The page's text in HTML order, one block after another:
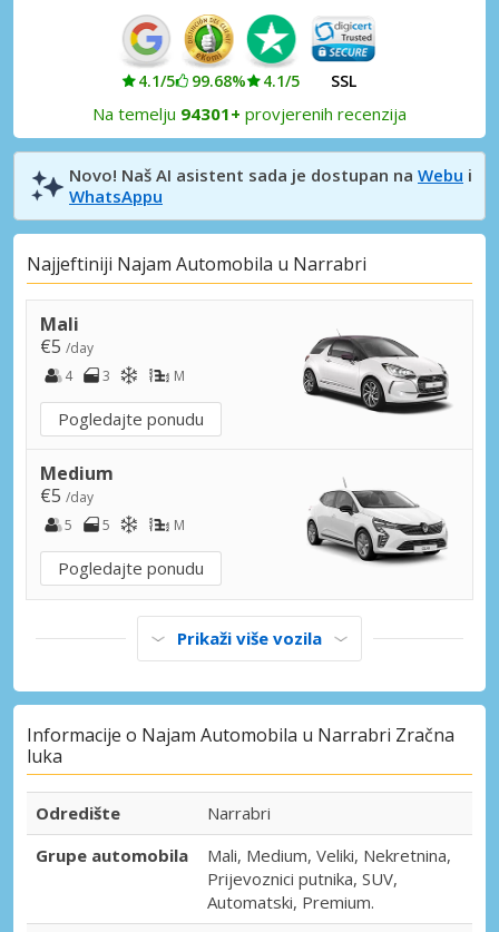
4.1/5 99.68% 4.1/5 SSL
Na temelju 94301+ provjerenih recenzija
Novo! Naš AI asistent sada je dostupan na Webu i
WhatsAppu
Najjeftiniji Najam Automobila u Narrabri
Mali
€5 /day
4
3 M
Pogledajte ponudu
Medium
€5 /day
5
5 M
Pogledajte ponudu
Prikaži više vozila
Informacije o Najam Automobila u Narrabri Zračna
luka
Odredište
Narrabri
Grupe automobila
Mali, Medium, Veliki, Nekretnina,
Prijevoznici putnika, SUV,
Automatski, Premium.